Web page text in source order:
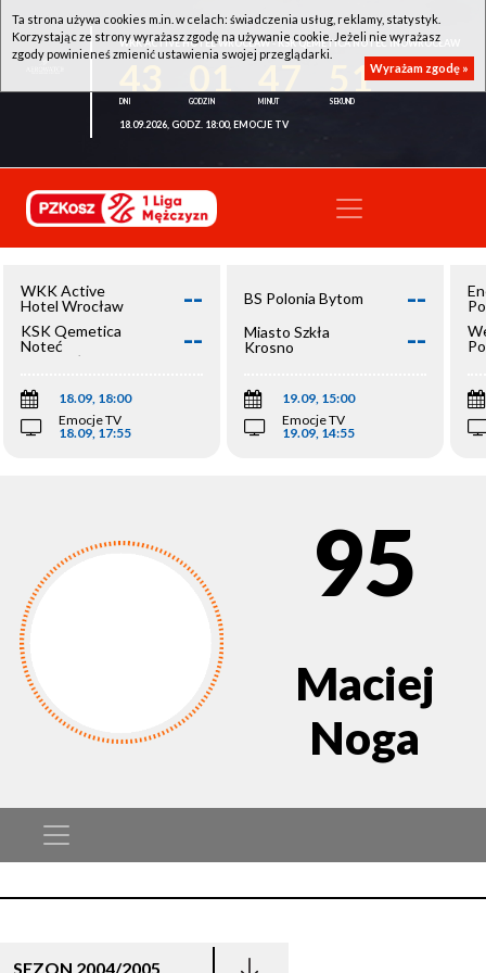
WKK ACTIVE HOTEL WROCŁAW - KSK QEMETICA NOTEĆ INOWROCŁAW
51
18.09.2026, GODZ. 18:00, EMOCJE TV
WKK Active
Hotel Wrocław
--
KSK Qemetica
Noteć
Inowrocław
--
18.09, 18:00
Emocje TV
18.09, 17:55
BS Polonia Bytom --
Miasto Szkła
Krosno
--
19.09, 15:00
Emocje TV
19.09, 14:55
95
Maciej
Noga
SEZON 2004/2005
Ta strona używa cookies m.in. w celach: świadczenia usług, reklamy, statystyk.
Korzystając ze strony wyrażasz zgodę na używanie cookie. Jeżeli nie wyrażasz
zgody powinieneś zmienić ustawienia swojej przeglądarki.
Wyrażam zgodę »